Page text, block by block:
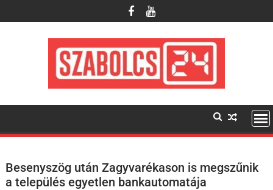
to
Besenyszög után Zagyvarékason is megszűnik
a település egyetlen bankautomatája